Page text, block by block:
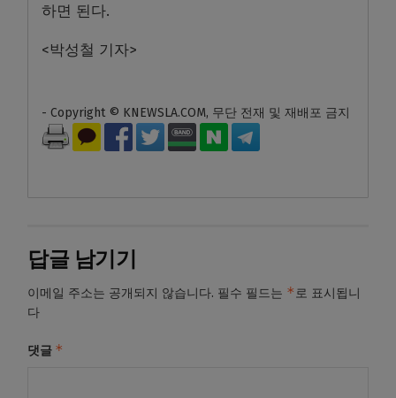
하면 된다.
<박성철 기자>
- Copyright © KNEWSLA.COM, 무단 전재 및 재배포 금지
답글 남기기
이메일 주소는 공개되지 않습니다. 필수 필드는 *로 표시됩니
다
댓글 *